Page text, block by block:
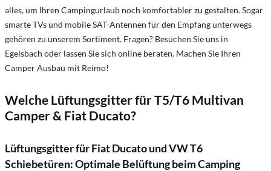
alles, um Ihren Campingurlaub noch komfortabler zu gestalten. Sogar
smarte TVs und mobile SAT-Antennen für den Empfang unterwegs
gehören zu unserem Sortiment. Fragen? Besuchen Sie uns in
Egelsbach oder lassen Sie sich online beraten. Machen Sie Ihren
Camper Ausbau mit Reimo!
Welche Lüftungsgitter für T5/T6 Multivan
Camper & Fiat Ducato?
Lüftungsgitter für Fiat Ducato und VW T6
Schiebetüren: Optimale Belüftung beim Camping